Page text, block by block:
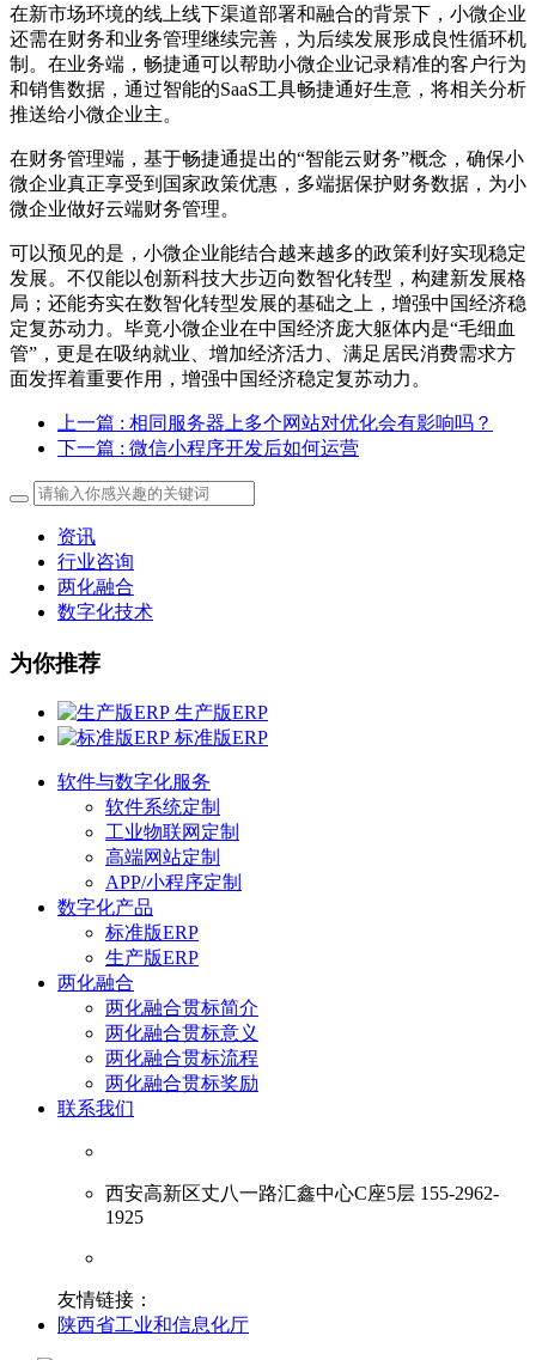
在新市场环境的线上线下渠道部署和融合的背景下，小微企业
还需在财务和业务管理继续完善，为后续发展形成良性循环机
制。在业务端，畅捷通可以帮助小微企业记录精准的客户行为
和销售数据，通过智能的SaaS工具畅捷通好生意，将相关分析
推送给小微企业主。
在财务管理端，基于畅捷通提出的“智能云财务”概念，确保小
微企业真正享受到国家政策优惠，多端据保护财务数据，为小
微企业做好云端财务管理。
可以预见的是，小微企业能结合越来越多的政策利好实现稳定
发展。不仅能以创新科技大步迈向数智化转型，构建新发展格
局；还能夯实在数智化转型发展的基础之上，增强中国经济稳
定复苏动力。毕竟小微企业在中国经济庞大躯体内是“毛细血
管”，更是在吸纳就业、增加经济活力、满足居民消费需求方
面发挥着重要作用，增强中国经济稳定复苏动力。
上一篇 : 相同服务器上多个网站对优化会有影响吗？
下一篇 : 微信小程序开发后如何运营
资讯
行业咨询
两化融合
数字化技术
为你推荐
生产版ERP
标准版ERP
软件与数字化服务
软件系统定制
工业物联网定制
高端网站定制
APP/小程序定制
数字化产品
标准版ERP
生产版ERP
两化融合
两化融合贯标简介
两化融合贯标意义
两化融合贯标流程
两化融合贯标奖励
联系我们
西安高新区丈八一路汇鑫中心C座5层 155-2962-
1925
友情链接：
陕西省工业和信息化厅